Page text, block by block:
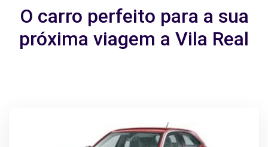
O carro perfeito para a sua
próxima viagem a Vila Real